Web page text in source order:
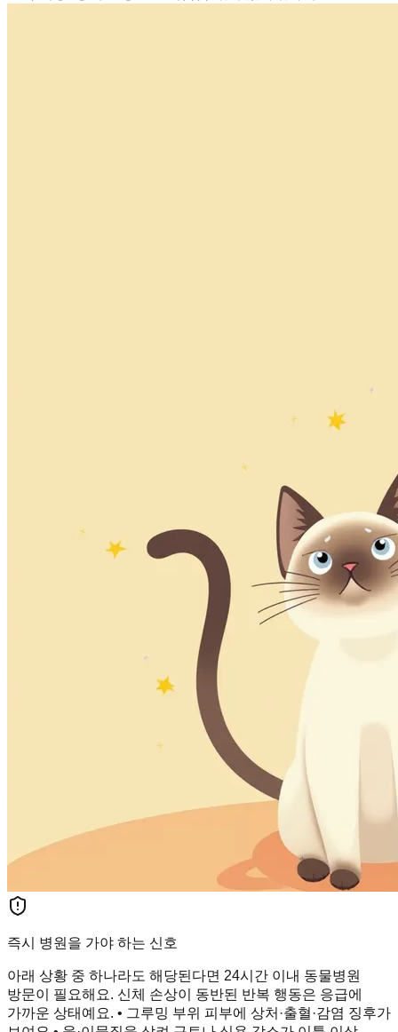
즉시 병원을 가야 하는 신호
아래 상황 중 하나라도 해당된다면 24시간 이내 동물병원
방문이 필요해요. 신체 손상이 동반된 반복 행동은 응급에
가까운 상태예요. • 그루밍 부위 피부에 상처·출혈·감염 징후가